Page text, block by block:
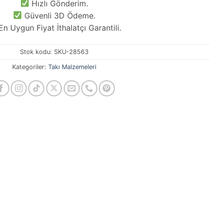
Hızlı Gönderim.
Güvenli 3D Ödeme.
Uygun Fiyat İthalatçı Garantili.
Stok kodu: SKU-28563
Kategoriler: Takı Malzemeleri